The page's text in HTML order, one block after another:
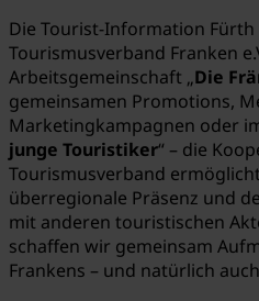
Die Tourist-Information
Tourismusverband Franken
Arbeitsgemeinschaft „Die
gemeinsamen Promotions,
Marketingkampagnen oder
junge Touristiker“ – die
Tourismusverband
überregionale Präsenz und
mit anderen touristischen
schaffen wir gemeinsam
Frankens – und natürlich